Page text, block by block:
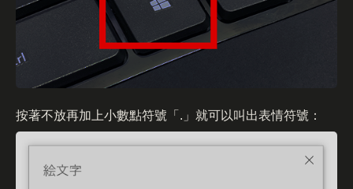
按著不放再加上小數點符號「.」就可以叫出表情符號：